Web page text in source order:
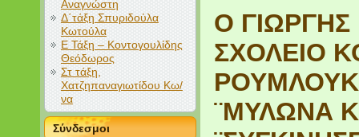
Αναγνώστη
Δ΄τάξη Σπυριδούλα
Κωτούλα
Ε Τάξη – Κοντογουλίδης
Θεόδωρος
Στ τάξη,
Χατζηπαναγιωτίδου Κω/
να
Σύνδεσμοι
Ο
ΣΧΟΛΕΙΟ
¨ΜΥΛΩΝΑ